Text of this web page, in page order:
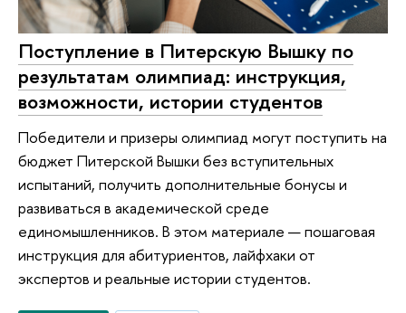
Поступление в Питерскую Вышку по
результатам олимпиад: инструкция,
возможности, истории студентов
Победители и призеры олимпиад могут поступить на
бюджет Питерской Вышки без вступительных
испытаний, получить дополнительные бонусы и
развиваться в академической среде
единомышленников. В этом материале — пошаговая
инструкция для абитуриентов, лайфхаки от
экспертов и реальные истории студентов.